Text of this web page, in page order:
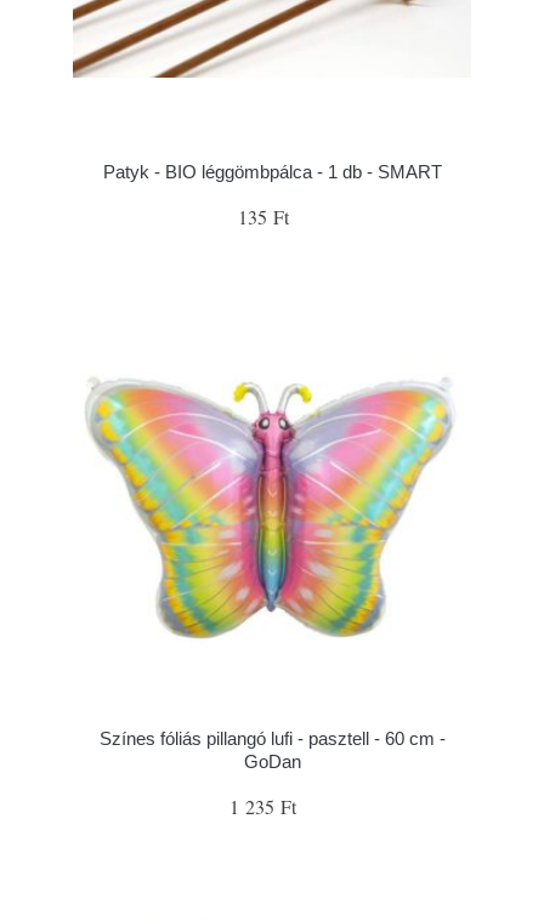
Patyk - BIO léggömbpálca - 1 db - SMART
135 Ft
Színes fóliás pillangó lufi - pasztell - 60 cm -
GoDan
1 235 Ft